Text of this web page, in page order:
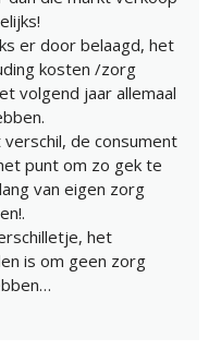
er door belaagd, het
kosten /zorg
volgend jaar allemaal
verschil, de consument
punt om zo gek te
van eigen zorg
het
is om geen zorg